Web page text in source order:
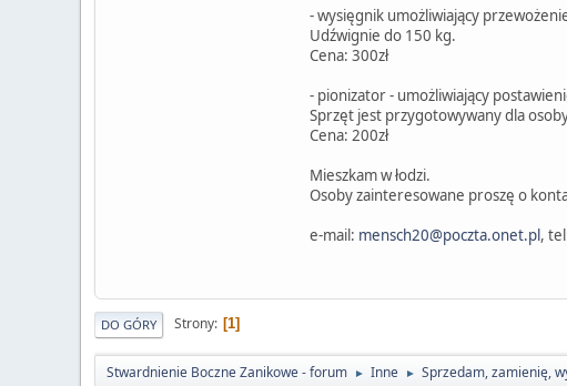
- wysięgnik umożliwiający
Udźwignie do 150 kg.
Cena: 300zł
- pionizator - umożliwiający
Sprzęt jest przygotowywany dla
Cena: 200zł
Mieszkam w łodzi.
Osoby zainteresowane proszę o
e-mail: mensch20@poczta.onet.pl,
DO GÓRY Strony 1
Stwardnienie Boczne Zanikowe - forum ► Inne ► Sprzedam, zamienię,